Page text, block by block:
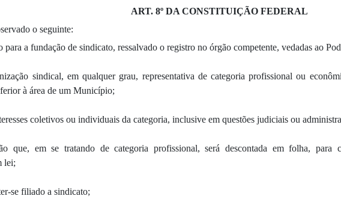
ART. 8º DA CONSTITUIÇÃO FEDERAL
o seguinte:
a fundação de sindicato, ressalvado o registro no órgão competente, vedadas ao
sindical, em qualquer grau, representativa de categoria profissional ou
à área de um Município;
coletivos ou individuais da categoria, inclusive em questões judiciais ou
em se tratando de categoria profissional, será descontada em folha, para
lei;
se filiado a sindicato;